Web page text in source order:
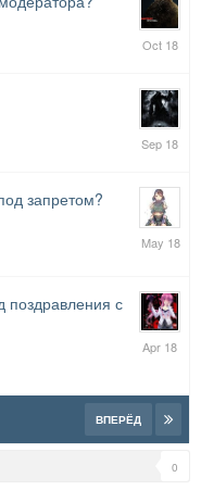
23
12
Sep
запретом?
16
May
поздравления с
5
Apr
ВПЕРЁД
0